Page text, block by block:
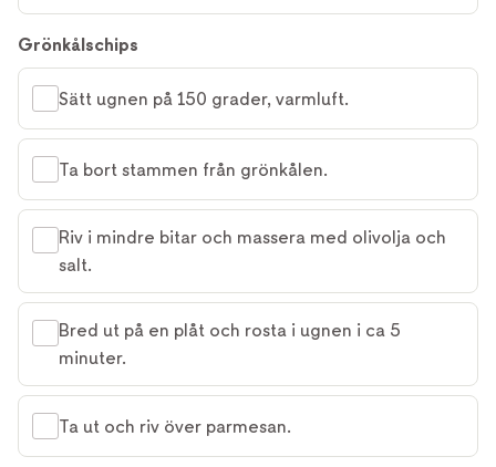
Grönkålschips
Sätt ugnen på 150 grader, varmluft.
Ta bort stammen från grönkålen.
Riv i mindre bitar och massera med olivolja och
salt.
Bred ut på en plåt och rosta i ugnen i ca 5
minuter.
Ta ut och riv över parmesan.